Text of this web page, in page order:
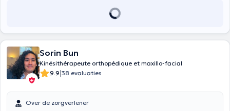
Sorin Bun
Kinésithérapeute orthopédique et maxillo-facial
9.9|38 evaluaties
Over de zorgverlener